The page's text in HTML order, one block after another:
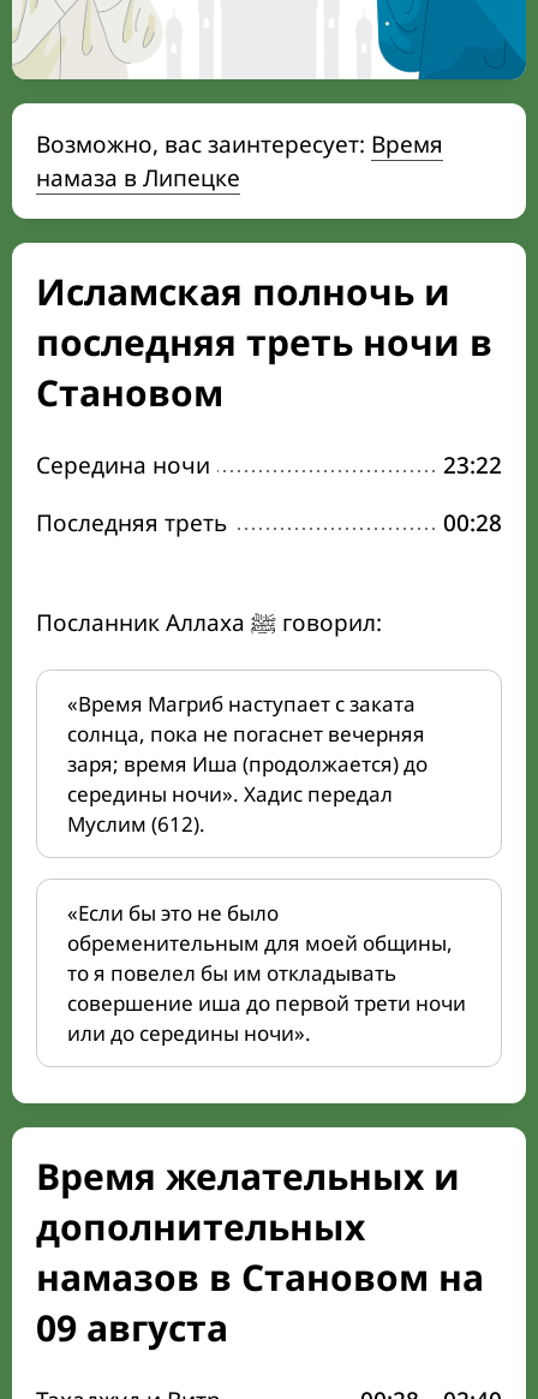
Возможно, вас заинтересует: Время
намаза в Липецке
Исламская полночь и
последняя треть ночи в
Становом
Середина ночи
23:22
Последняя треть
00:28
Посланник Аллаха ﷺ говорил:
«Время Магриб наступает с заката
солнца, пока не погаснет вечерняя
заря; время Иша (продолжается) до
середины ночи». Хадис передал
Муслим (612).
«Если бы это не было
обременительным для моей общины,
то я повелел бы им откладывать
совершение иша до первой трети ночи
или до середины ночи».
Время желательных и
дополнительных
намазов в Становом на
09 августа